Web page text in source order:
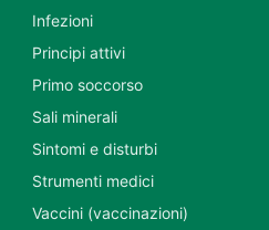
Infezioni
Principi attivi
Primo soccorso
Sali minerali
Sintomi e disturbi
Strumenti medici
Vaccini (vaccinazioni)